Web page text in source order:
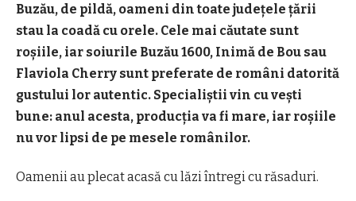
Buzău, de pildă, oameni din toate județele țării
stau la coadă cu orele. Cele mai căutate sunt
roșiile, iar soiurile Buzău 1600, Inimă de Bou sau
Flaviola Cherry sunt preferate de români datorită
gustului lor autentic. Specialiștii vin cu vești
bune: anul acesta, producția va fi mare, iar roșiile
nu vor lipsi de pe mesele românilor.
Oamenii au plecat acasă cu lăzi întregi cu răsaduri.